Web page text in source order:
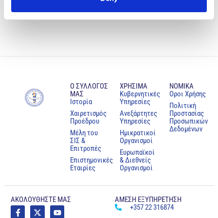
Ο ΣΥΛΛΟΓΟΣ
ΜΑΣ
Ιστορία
Χαιρετισμός
Προέδρου
Μέλη του
ΣΙΣ &
Επιτροπές
Επιστημονικές
Εταιρίες
ΧΡΗΣΙΜΑ
Κυβερνητικές
Υπηρεσίες
Ανεξάρτητες
Υπηρεσίες
Ημικρατικοί
Οργανισμοί
Ευρωπαϊκοί
& Διεθνείς
Οργανισμοί
NOMIKA
Oροι Χρήσης
Πολιτική
Προστασίας
Προσωπικών
Δεδομένων
ΑΚΟΛΟΥΘΗΣΤΕ ΜΑΣ
ΑΜΕΣΗ ΕΞΥΠΗΡΕΤΗΣΗ
+357 22 316874